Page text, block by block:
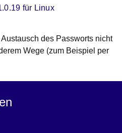
für Linux
Fenster
des Passworts nicht
Wege (zum Beispiel per